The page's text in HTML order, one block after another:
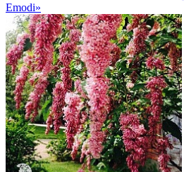
Emodi»